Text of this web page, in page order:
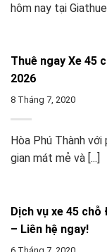
hôm nay tại
Thuê ngay Xe 45
2026
8 Tháng 7, 2020
Hòa Phú Thành
gian mát mẻ và [...]
Dịch vụ xe 45
– Liên hệ ngay!